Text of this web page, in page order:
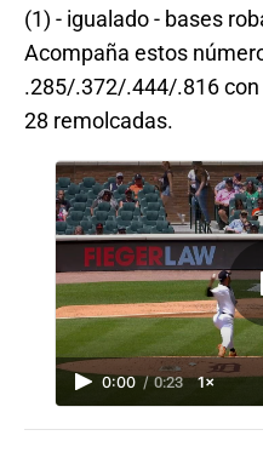
(1) - igualado - bases
Acompaña estos
.285/.372/.444/.816
28 remolcadas.
0:00 / 0:23 1×